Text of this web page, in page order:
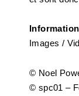
Images /
© Noel
© spc01 –